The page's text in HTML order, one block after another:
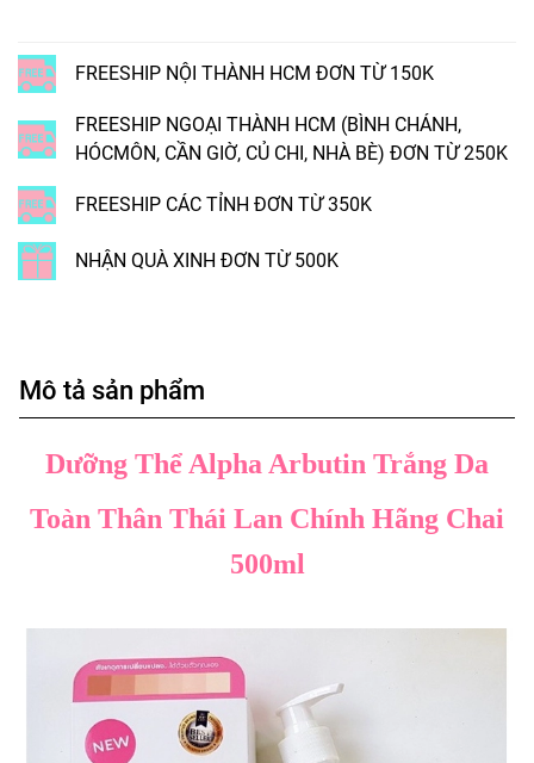
FREESHIP NỘI THÀNH HCM ĐƠN TỪ 150K
FREESHIP NGOẠI THÀNH HCM (BÌNH CHÁNH,
HÓCMÔN, CẦN GIỜ, CỦ CHI, NHÀ BÈ) ĐƠN TỪ 250K
FREESHIP CÁC TỈNH ĐƠN TỪ 350K
NHẬN QUÀ XINH ĐƠN TỪ 500K
Mô tả sản phẩm
Dưỡng Thể Alpha Arbutin Trắng Da
Toàn Thân Thái Lan Chính Hãng Chai
500ml